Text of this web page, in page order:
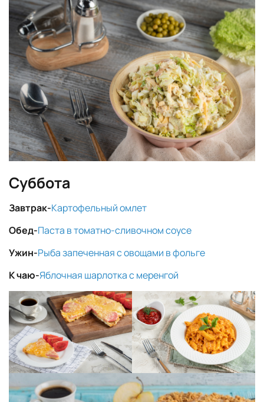
Суббота
Завтрак-Картофельный омлет
Обед-Паста в томатно-сливочном соусе
Ужин-Рыба запеченная с овощами в фольге
К чаю-Яблочная шарлотка с меренгой